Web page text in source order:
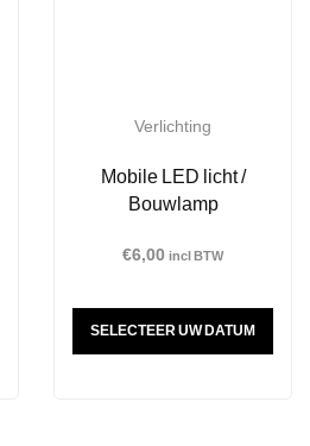
Verlichting
Mobile LED licht /
Bouwlamp
€6,00 incl BTW
SELECTEER UW DATUM